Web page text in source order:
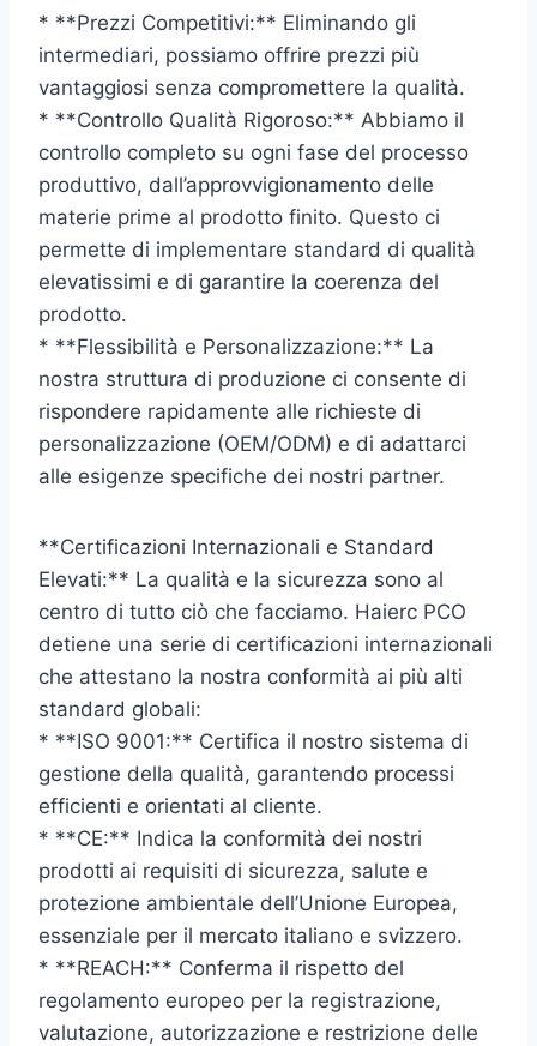
* **Prezzi Competitivi:** Eliminando gli
intermediari, possiamo offrire prezzi più
vantaggiosi senza compromettere la qualità.
* **Controllo Qualità Rigoroso:** Abbiamo il
controllo completo su ogni fase del processo
produttivo, dall’approvvigionamento delle
materie prime al prodotto finito. Questo ci
permette di implementare standard di qualità
elevatissimi e di garantire la coerenza del
prodotto.
* **Flessibilità e Personalizzazione:** La
nostra struttura di produzione ci consente di
rispondere rapidamente alle richieste di
personalizzazione (OEM/ODM) e di adattarci
alle esigenze specifiche dei nostri partner.
**Certificazioni Internazionali e Standard
Elevati:** La qualità e la sicurezza sono al
centro di tutto ciò che facciamo. Haierc PCO
detiene una serie di certificazioni internazionali
che attestano la nostra conformità ai più alti
standard globali:
* **ISO 9001:** Certifica il nostro sistema di
gestione della qualità, garantendo processi
efficienti e orientati al cliente.
* **CE:** Indica la conformità dei nostri
prodotti ai requisiti di sicurezza, salute e
protezione ambientale dell’Unione Europea,
essenziale per il mercato italiano e svizzero.
* **REACH:** Conferma il rispetto del
regolamento europeo per la registrazione,
valutazione, autorizzazione e restrizione delle